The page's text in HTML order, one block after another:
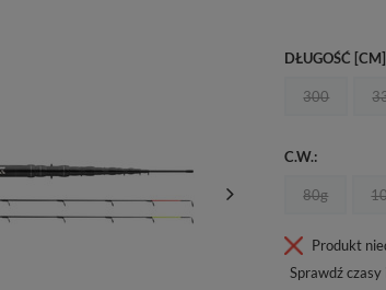
DŁUGOŚĆ [CM]
300
C.W.
80g
Produkt
Sprawdź